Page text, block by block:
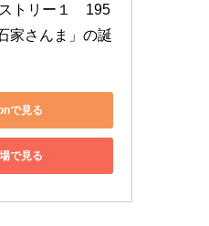
トリー１　195
家さんま」の誕
で見る
で見る